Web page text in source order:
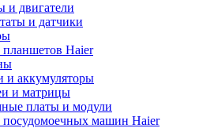
и двигатели
и датчики
планшетов Haier
и аккумуляторы
и матрицы
платы и модули
посудомоечных машин Haier